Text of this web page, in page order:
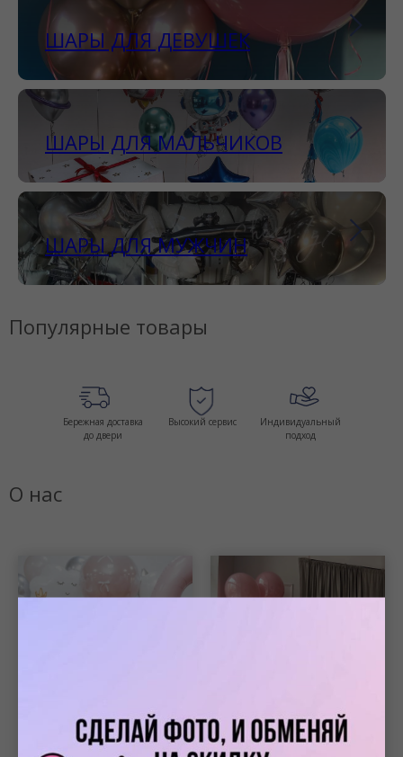
ШАРЫ ДЛЯ ДЕВУШЕК
ШАРЫ ДЛЯ МАЛЬЧИКОВ
ШАРЫ ДЛЯ МУЖЧИН
Популярные товары
Высокий сервис
Индивидуальный
подход
Бережная доставка
до двери
О нас